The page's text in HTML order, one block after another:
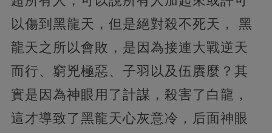
以傷到黑龍天，但是絕對殺不死天， 黑
龍天之所以會敗，是因為接連大戰逆天
而行、窮兇極惡、子羽以及伍賡麼？其
實是因為神眼用了計謀，殺害了白龍，
這才導致了黑龍天心灰意冷，后面神眼